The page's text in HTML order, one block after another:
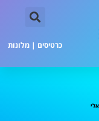
כרטיסים | מלונות